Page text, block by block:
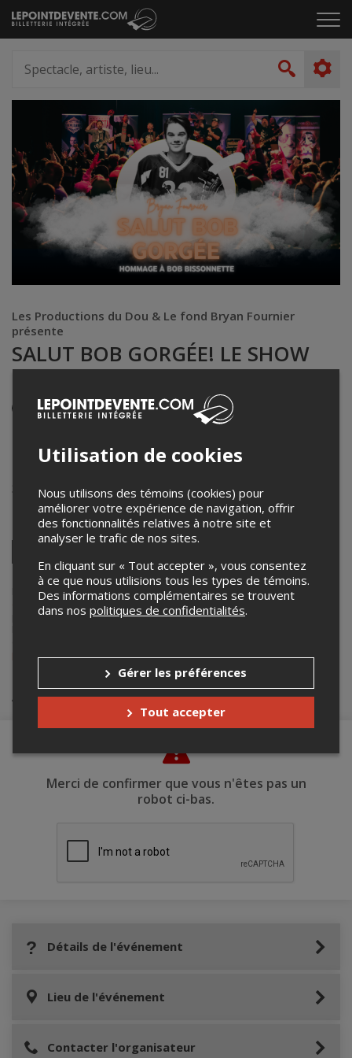
Passer
au
le
artiste,
lieu...
Les Productions du Dou & Le fond Bryan Fournier
présente
SALUT BOB GORGÉE! LE SHOW
DU 81
Événement en personne
32, avenue de l'Aréna,Saint-Fabien,QC,Canada
Partagez cet événement
Facebook
Twitter
LinkedinPinterestEnvoyer
par
courriel
Lepointdevente.com agit à titre de mandataire pourLes Productions
du Doudans le cadre de l’affichage en ligne et la vente de billets
pour ses événements.
pascaldoucet14@hotmail.com.
Achat de billets
Merci de confirmer que vous n'êtes pas un
robot ci-bas.
Détails de l'événement
Lieu de l'événement
Contacter l'organisateur
Utilisation de cookies
Nous utilisons des témoins (cookies) pour
améliorer votre expérience de navigation, offrir
des fonctionnalités relatives à notre site et
analyser le trafic de nos sites.
En cliquant sur « Tout accepter », vous consentez
à ce que nous utilisions tous les types de témoins.
Des informations complémentaires se trouvent
dans nos politiques de confidentialités.
Gérer les préférences
Tout accepter